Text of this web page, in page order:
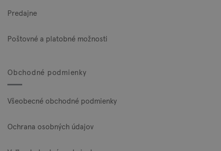
Predajne
Poštovné a platobné možnosti
Obchodné podmienky
Všeobecné obchodné podmienky
Ochrana osobných údajov